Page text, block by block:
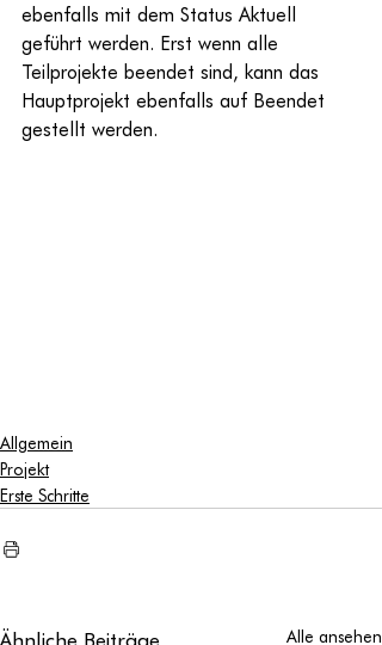
ebenfalls mit dem Status Aktuell
geführt werden. Erst wenn alle
Teilprojekte beendet sind, kann das
Hauptprojekt ebenfalls auf Beendet
gestellt werden.
Allgemein
Projekt
Erste Schritte
Ähnliche Beiträge Alle ansehen